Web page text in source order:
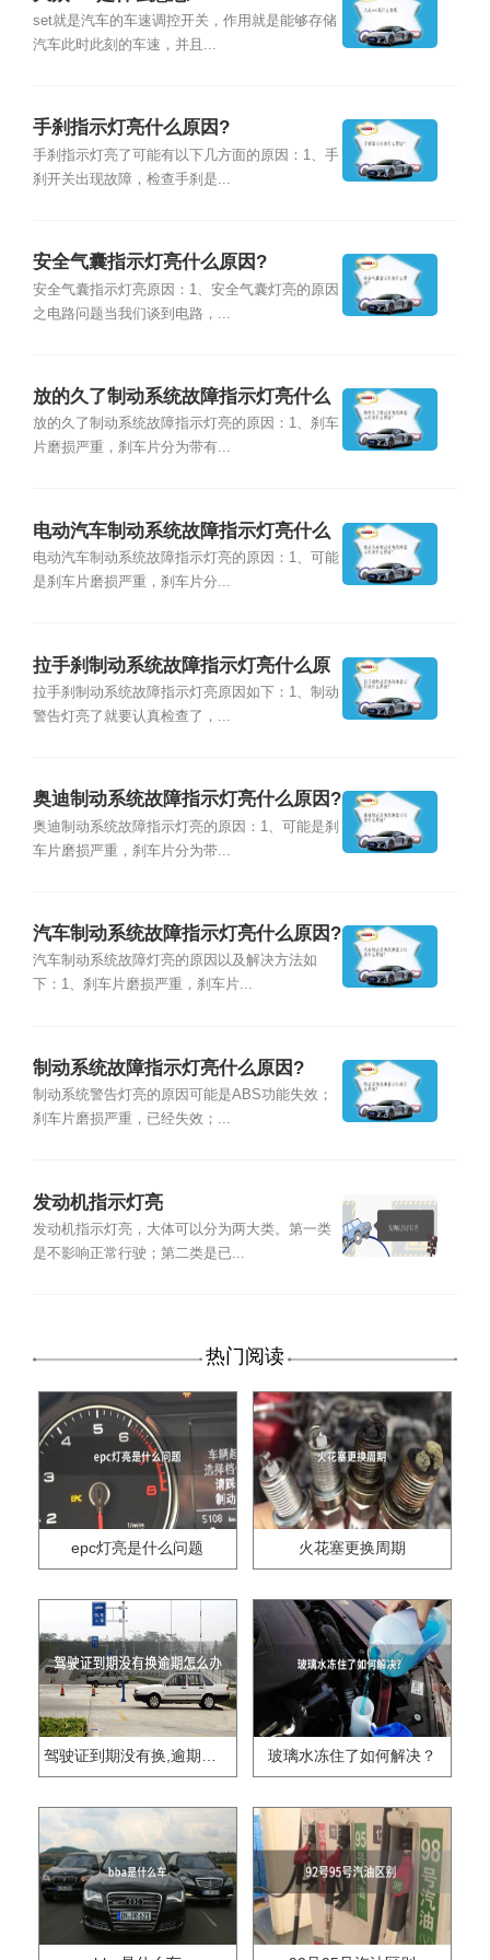
set就是汽车的车速调控开关，作用就是能够存储
汽车此时此刻的车速，并且...
手刹指示灯亮什么原因?
手刹指示灯亮了可能有以下几方面的原因：1、手
刹开关出现故障，检查手刹是...
安全气囊指示灯亮什么原因?
安全气囊指示灯亮原因：1、安全气囊灯亮的原因
之电路问题当我们谈到电路，...
放的久了制动系统故障指示灯亮什么
原因?
放的久了制动系统故障指示灯亮的原因：1、刹车
片磨损严重，刹车片分为带有...
电动汽车制动系统故障指示灯亮什么
原因?
电动汽车制动系统故障指示灯亮的原因：1、可能
是刹车片磨损严重，刹车片分...
拉手刹制动系统故障指示灯亮什么原
因?
拉手刹制动系统故障指示灯亮原因如下：1、制动
警告灯亮了就要认真检查了，...
奥迪制动系统故障指示灯亮什么原因?
奥迪制动系统故障指示灯亮的原因：1、可能是刹
车片磨损严重，刹车片分为带...
汽车制动系统故障指示灯亮什么原因?
汽车制动系统故障灯亮的原因以及解决方法如
下：1、刹车片磨损严重，刹车片...
制动系统故障指示灯亮什么原因?
制动系统警告灯亮的原因可能是ABS功能失效；
刹车片磨损严重，已经失效；...
发动机指示灯亮
发动机指示灯亮，大体可以分为两大类。第一类
是不影响正常行驶；第二类是已...
热门阅读
epc灯亮是什么问题 火花塞更换周期
驾驶证到期没有换,逾期怎么办?? 玻璃水冻住了如何解决？